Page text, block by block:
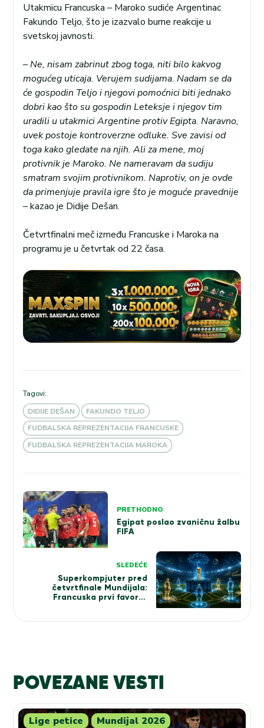
Utakmicu Francuska – Maroko sudiće Argentinac
Fakundo Teljo, što je izazvalo burne reakcije u
svetskoj javnosti.
–Ne, nisam zabrinut zbog toga, niti bilo kakvog
mogućeg uticaja. Verujem sudijama. Nadam se da
će gospodin Teljo i njegovi pomoćnici biti jednako
dobri kao što su gospodin Leteksje i njegov tim
uradili u utakmici Argentine protiv Egipta. Naravno,
uvek postoje kontroverzne odluke. Sve zavisi od
toga kako gledate na njih. Ali za mene, moj
protivnik je Maroko. Ne nameravam da sudiju
smatram svojim protivnikom. Naprotiv, on je ovde
da primenjuje pravila igre što je moguće pravednije
–kazao je Didije Dešan.
Četvrtfinalni meč između Francuske i Maroka na
programu je u četvrtak od 22 časa.
Tagovi:
DIDIJE DEŠAN
FAKUNDO TELJO
FUDBALSKA REPREZENTACIJA FRANCUSKE
FUDBALSKA REPREZENTACIJA MAROKA
Kretanje
članka
PRETHODNO
Egipat poslao zvaničnu žalbu
FIFA
SLEDEĆE
Superkompjuter pred
četvrtfinale Mundijala:
Francuska prvi favorit,
POVEZANE VESTI
Lige petice Mundijal 2026